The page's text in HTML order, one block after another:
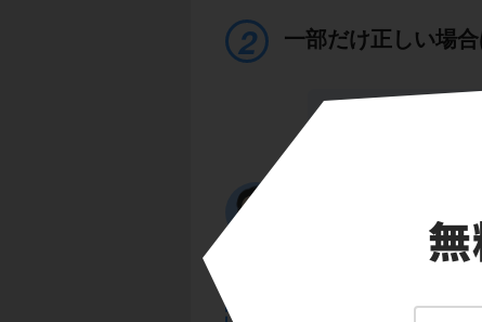
一部だけ正しい場合
完全に正しくない